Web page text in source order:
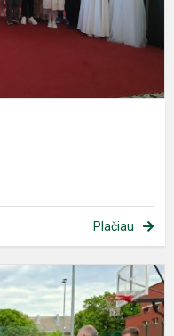
Plačiau